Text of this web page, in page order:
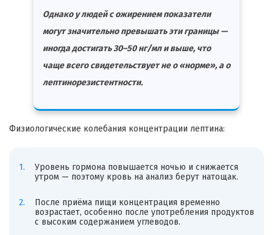
Однако у людей с ожирением показатели
могут значительно превышать эти границы —
иногда достигать 30–50 нг/мл и выше, что
чаще всего свидетельствует не о «норме», а о
лептинорезистентности.
Физиологические колебания концентрации лептина:
Уровень гормона повышается ночью и снижается
утром — поэтому кровь на анализ берут натощак.
После приёма пищи концентрация временно
возрастает, особенно после употребления продуктов
с высоким содержанием углеводов.